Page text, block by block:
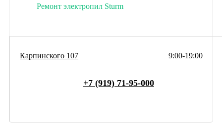
Ремонт электропил Sturm
9:00-19:00
Карпинского 107
+7 (919) 71-95-000